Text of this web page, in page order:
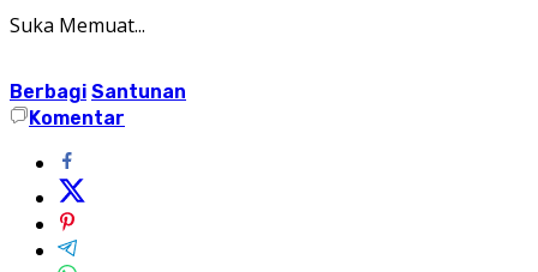
Suka Memuat...
Berbagi Santunan
Komentar